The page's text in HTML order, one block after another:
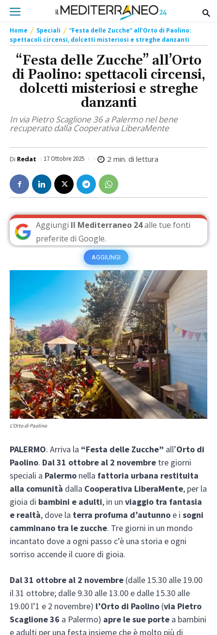
Home Speciali
“Festa delle Zucche” all’Orto di Paolino:
spettacoli circensi, dolcetti misteriosi e streghe danzanti
“Festa delle Zucche” all’Orto
di Paolino: spettacoli circensi,
dolcetti misteriosi e streghe
danzanti
In via Pietro Scaglione 36 a Palermo nel bene
recuperato dalla Cooperativa LiberaMente
Di Redat 17 Ottobre 2025 2 min. di lettura
Aggiungi Il Mediterraneo 24alle tue fonti
preferite di Google.
AGGIUNGI
L'Orto di Paolino
PALERMO. Arriva la “Festa delle Zucche” all’Orto di
Paolino. Dal 31 ottobre al 2 novembre tre giorni
speciali a Palermo nella fattoria urbana restituita
alla comunità dalla Cooperativa LiberaMente, per la
gioia di bambini e adulti, in un viaggio tra fantasia
e realtà, dove la terra profuma d’autunno e i sogni
camminano tra le zucche. Tre giorni in un mondo
incantato dove a ogni passo c’è una storia e ogni
sorriso accende il cuore di gioia.
Dal 31 ottobre al 2 novembre (dalle 15.30 alle 19.00
il 31 ottobre; dalle 9.30 alle 13.00 e dalle 15.30 alle
19.00 l’1 e 2 novembre) l’Orto di Paolino (via Pietro
Scaglione 36 a Palermo) apre le sue porte a bambini
e adulti per una festa insieme che è molto più di